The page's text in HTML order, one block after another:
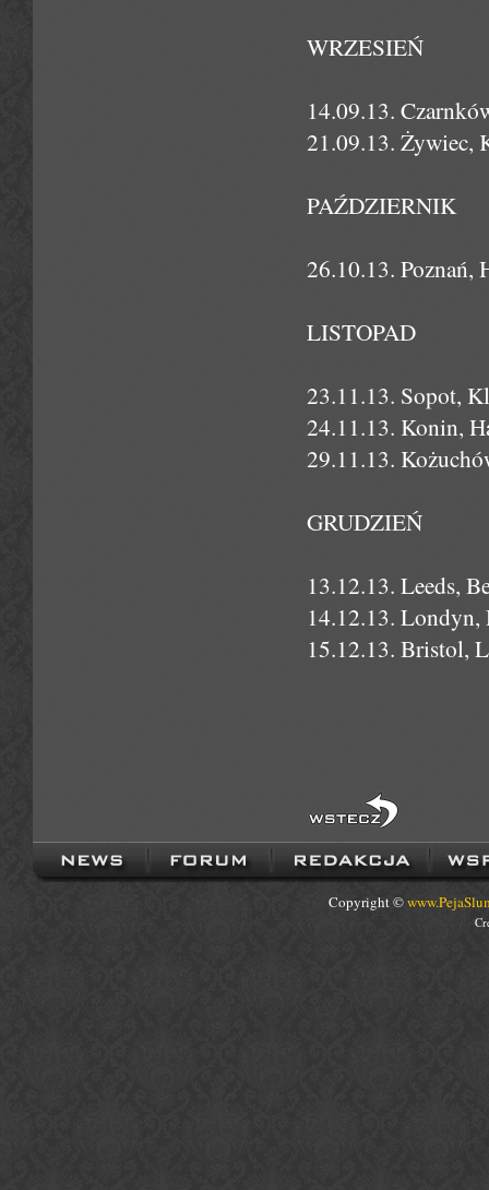
WRZESIEŃ
14.09.13.
21.09.13. Żywiec,
PAŹDZIERNIK
26.10.13. Poznań,
LISTOPAD
23.11.13. Sopot,
24.11.13. Konin,
29.11.13.
GRUDZIEŃ
13.12.13. Leeds,
14.12.13. Londyn,
15.12.13. Bristol,
Copyright ©